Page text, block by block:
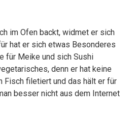
im Ofen backt, widmet er sich
hat er sich etwas Besonderes
für Meike und sich Sushi
denn er hat keine
Fisch filetiert und das hält er für
besser nicht aus dem Internet